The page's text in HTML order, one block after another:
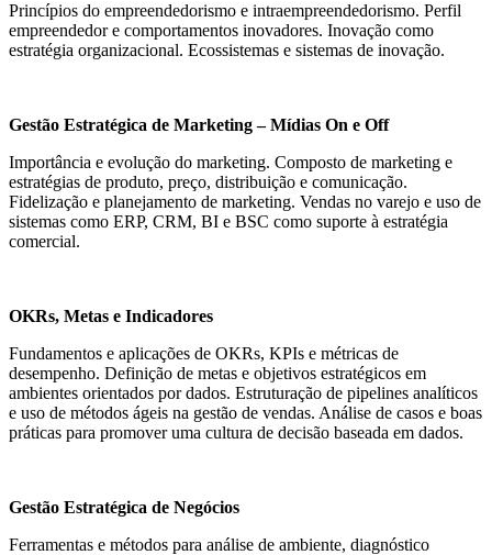
Princípios do empreendedorismo e intraempreendedorismo. Perfil
empreendedor e comportamentos inovadores. Inovação como
estratégia organizacional. Ecossistemas e sistemas de inovação.
Gestão Estratégica de Marketing – Mídias On e Off
Importância e evolução do marketing. Composto de marketing e
estratégias de produto, preço, distribuição e comunicação.
Fidelização e planejamento de marketing. Vendas no varejo e uso de
sistemas como ERP, CRM, BI e BSC como suporte à estratégia
comercial.
OKRs, Metas e Indicadores
Fundamentos e aplicações de OKRs, KPIs e métricas de
desempenho. Definição de metas e objetivos estratégicos em
ambientes orientados por dados. Estruturação de pipelines analíticos
e uso de métodos ágeis na gestão de vendas. Análise de casos e boas
práticas para promover uma cultura de decisão baseada em dados.
Gestão Estratégica de Negócios
Ferramentas e métodos para análise de ambiente, diagnóstico